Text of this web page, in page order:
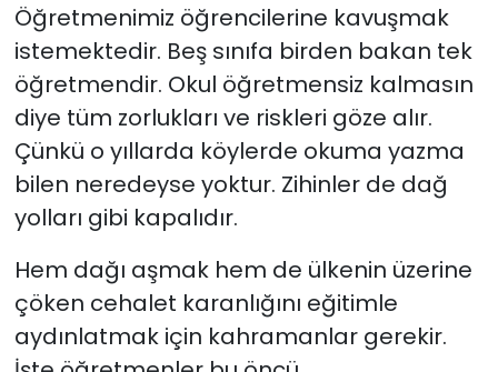
Öğretmenimiz öğrencilerine kavuşmak
istemektedir. Beş sınıfa birden bakan tek
öğretmendir. Okul öğretmensiz kalmasın
diye tüm zorlukları ve riskleri göze alır.
Çünkü o yıllarda köylerde okuma yazma
bilen neredeyse yoktur. Zihinler de dağ
yolları gibi kapalıdır.
Hem dağı aşmak hem de ülkenin üzerine
çöken cehalet karanlığını eğitimle
aydınlatmak için kahramanlar gerekir.